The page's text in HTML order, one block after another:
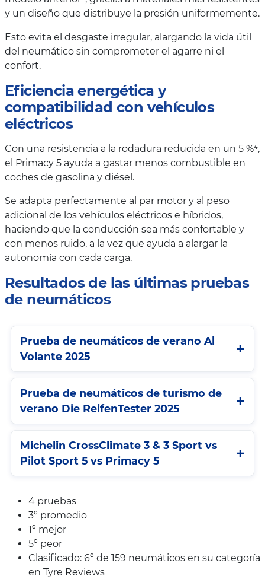
y un diseño que distribuye la presión uniformemente.
Esto evita el desgaste irregular, alargando la vida útil
del neumático sin comprometer el agarre ni el
confort.
Eficiencia energética y
compatibilidad con vehículos
eléctricos
Con una resistencia a la rodadura reducida en un 5 %⁴,
el Primacy 5 ayuda a gastar menos combustible en
coches de gasolina y diésel.
Se adapta perfectamente al par motor y al peso
adicional de los vehículos eléctricos e híbridos,
haciendo que la conducción sea más confortable y
con menos ruido, a la vez que ayuda a alargar la
autonomía con cada carga.
Resultados de las últimas pruebas
de neumáticos
Prueba de neumáticos de verano Al
Volante 2025
Prueba de neumáticos de turismo de
verano Die ReifenTester 2025
Michelin CrossClimate 3 & 3 Sport vs
Pilot Sport 5 vs Primacy 5
4 pruebas
3º promedio
1º mejor
5º peor
Clasificado: 6º de 159 neumáticos en su categoría
en Tyre Reviews